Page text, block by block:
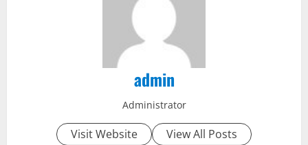
admin
Administrator
Visit Website View All Posts